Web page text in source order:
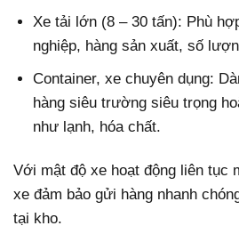
Xe tải lớn (8 – 30 tấn): Phù
nghiệp, hàng sản xuất, số
Container, xe chuyên dụng:
hàng siêu trường siêu trọng
như lạnh, hóa chất.
Với mật độ xe hoạt động liên tục
xe đảm bảo gửi hàng nhanh
tại kho.